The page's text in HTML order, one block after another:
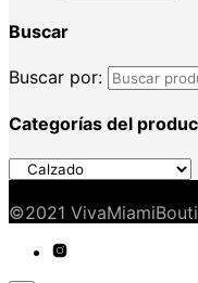
Buscar
Buscar por:
Categorías del
©2021